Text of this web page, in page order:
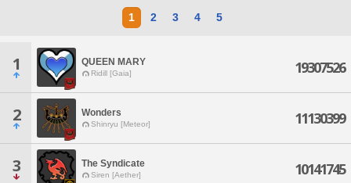
1 2 3 4 5
1 QUEEN MARY
Ridill [Gaia] 19307526
2 Wonders
Shinryu [Meteor] 11130399
3 The Syndicate
Siren [Aether] 10141745